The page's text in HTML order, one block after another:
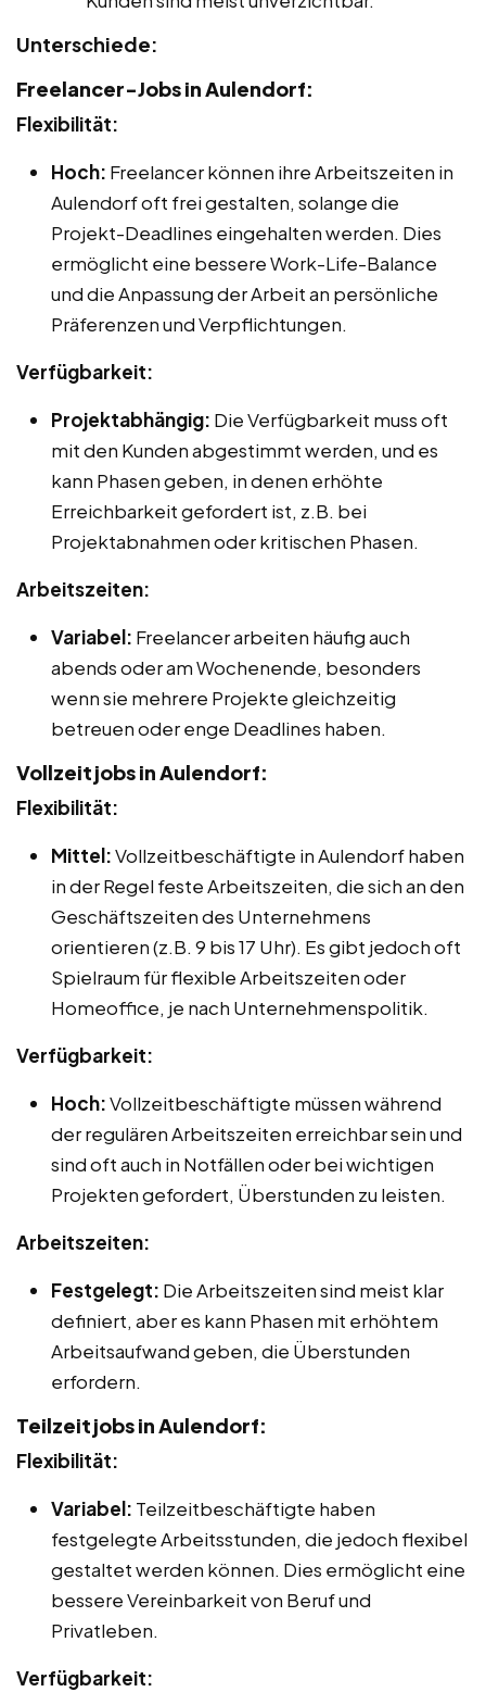
Unterschiede:
Freelancer-Jobs in Aulendorf:
Flexibilität:
Hoch: Freelancer können ihre Arbeitszeiten in
Aulendorf oft frei gestalten, solange die
Projekt-Deadlines eingehalten werden. Dies
ermöglicht eine bessere Work-Life-Balance
und die Anpassung der Arbeit an persönliche
Präferenzen und Verpflichtungen.
Verfügbarkeit:
Projektabhängig: Die Verfügbarkeit muss oft
mit den Kunden abgestimmt werden, und es
kann Phasen geben, in denen erhöhte
Erreichbarkeit gefordert ist, z.B. bei
Projektabnahmen oder kritischen Phasen.
Arbeitszeiten:
Variabel: Freelancer arbeiten häufig auch
abends oder am Wochenende, besonders
wenn sie mehrere Projekte gleichzeitig
betreuen oder enge Deadlines haben.
Vollzeitjobs in Aulendorf:
Flexibilität:
Mittel:Vollzeitbeschäftigte in Aulendorf haben
in der Regel feste Arbeitszeiten, die sich an den
Geschäftszeiten des Unternehmens
orientieren (z.B. 9 bis 17 Uhr). Es gibt jedoch oft
Spielraum für flexible Arbeitszeiten oder
Homeoffice, je nach Unternehmenspolitik.
Verfügbarkeit:
Hoch:Vollzeitbeschäftigte müssen während
der regulären Arbeitszeiten erreichbar sein und
sind oft auch in Notfällen oder bei wichtigen
Projekten gefordert, Überstunden zu leisten.
Arbeitszeiten:
Festgelegt: Die Arbeitszeiten sind meist klar
definiert, aber es kann Phasen mit erhöhtem
Arbeitsaufwand geben, die Überstunden
erfordern.
Teilzeitjobs in Aulendorf:
Flexibilität:
Variabel: Teilzeitbeschäftigte haben
festgelegte Arbeitsstunden, die jedoch flexibel
gestaltet werden können. Dies ermöglicht eine
bessere Vereinbarkeit von Beruf und
Privatleben.
Verfügbarkeit: